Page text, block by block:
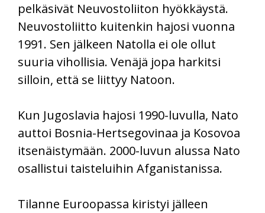
pelkäsivät Neuvostoliiton hyökkäystä.
Neuvostoliitto kuitenkin hajosi vuonna
1991. Sen jälkeen Natolla ei ole ollut
suuria vihollisia. Venäjä jopa harkitsi
silloin, että se liittyy Natoon.
Kun Jugoslavia hajosi 1990-luvulla, Nato
auttoi Bosnia-Hertsegovinaa ja Kosovoa
itsenäistymään. 2000-luvun alussa Nato
osallistui taisteluihin Afganistanissa.
Tilanne Euroopassa kiristyi jälleen